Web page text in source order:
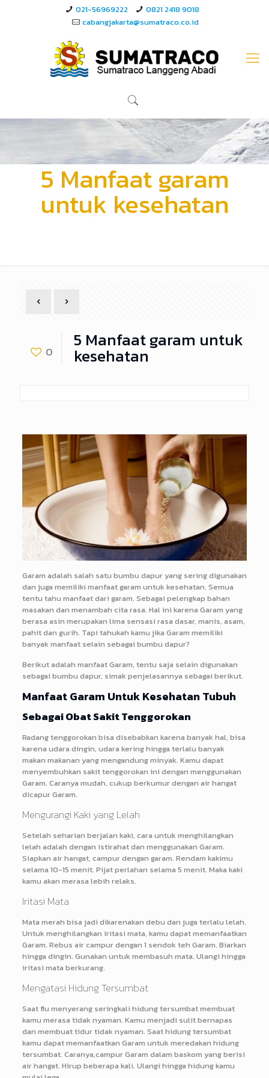
021-56969222
0821 2418 9018
cabangjakarta@sumatraco.co.id
5 Manfaat garam
untuk kesehatan
0 5 Manfaat garam untuk
kesehatan
Garam adalah salah satu bumbu dapur yang sering digunakan
dan juga memiliki manfaat garam untuk kesehatan. Semua
tentu tahu manfaat dari garam. Sebagai pelengkap bahan
masakan dan menambah cita rasa. Hal ini karena Garam yang
berasa asin merupakan lima sensasi rasa dasar, manis, asam,
pahit dan gurih. Tapi tahukah kamu jika Garam memiliki
banyak manfaat selain sebagai bumbu dapur?
Berikut adalah manfaat Garam, tentu saja selain digunakan
sebagai bumbu dapur, simak penjelasannya sebagai berikut.
Manfaat Garam Untuk Kesehatan Tubuh
Sebagai Obat Sakit Tenggorokan
Radang tenggorokan bisa disebabkan karena banyak hal, bisa
karena udara dingin, udara kering hingga terlalu banyak
makan makanan yang mengandung minyak. Kamu dapat
menyembuhkan sakit tenggorokan ini dengan menggunakan
Garam. Caranya mudah, cukup berkumur dengan air hangat
dicapur Garam.
Mengurangi Kaki yang Lelah
Setelah seharian berjalan kaki, cara untuk menghilangkan
lelah adalah dengan istirahat dan menggunakan Garam.
Siapkan air hangat, campur dengan garam. Rendam kakimu
selama 10-15 menit. Pijat perlahan selama 5 menit. Maka kaki
kamu akan merasa lebih relaks.
Iritasi Mata
Mata merah bisa jadi dikarenakan debu dan juga terlalu lelah.
Untuk menghilangkan iritasi mata, kamu dapat memanfaatkan
Garam. Rebus air campur dengan 1 sendok teh Garam. Biarkan
hingga dingin. Gunakan untuk membasuh mata. Ulangi hingga
iritasi mata berkurang.
Mengatasi Hidung Tersumbat
Saat flu menyerang seringkali hidung tersumbat membuat
kamu merasa tidak nyaman. Kamu menjadi sulit bernapas
dan membuat tidur tidak nyaman. Saat hidung tersumbat
kamu dapat memanfaatkan Garam untuk meredakan hidung
tersumbat. Caranya,campur Garam dalam baskom yang berisi
air hangat. Hirup beberapa kali. Ulangi hingga hidung kamu